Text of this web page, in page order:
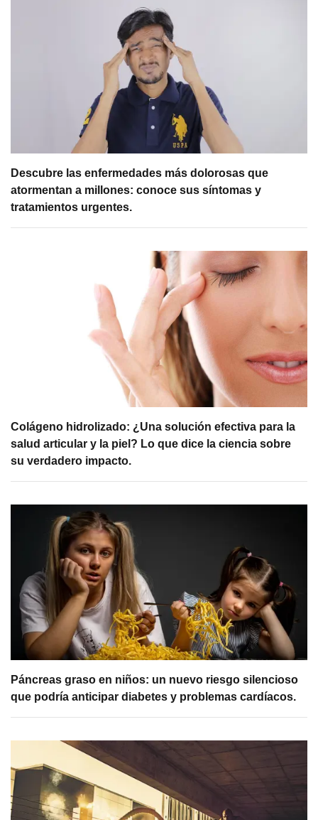
Descubre las enfermedades más dolorosas que
atormentan a millones: conoce sus síntomas y
tratamientos urgentes.
Colágeno hidrolizado: ¿Una solución efectiva para la
salud articular y la piel? Lo que dice la ciencia sobre
su verdadero impacto.
Páncreas graso en niños: un nuevo riesgo silencioso
que podría anticipar diabetes y problemas cardíacos.